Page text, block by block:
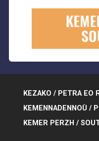
KEZAKO / PETRA EO
KEMENNADENNOÙ /
KEMER PERZH /